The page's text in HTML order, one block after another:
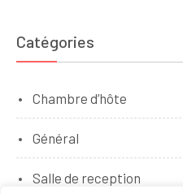
Catégories
Chambre d’hôte
Général
Salle de reception